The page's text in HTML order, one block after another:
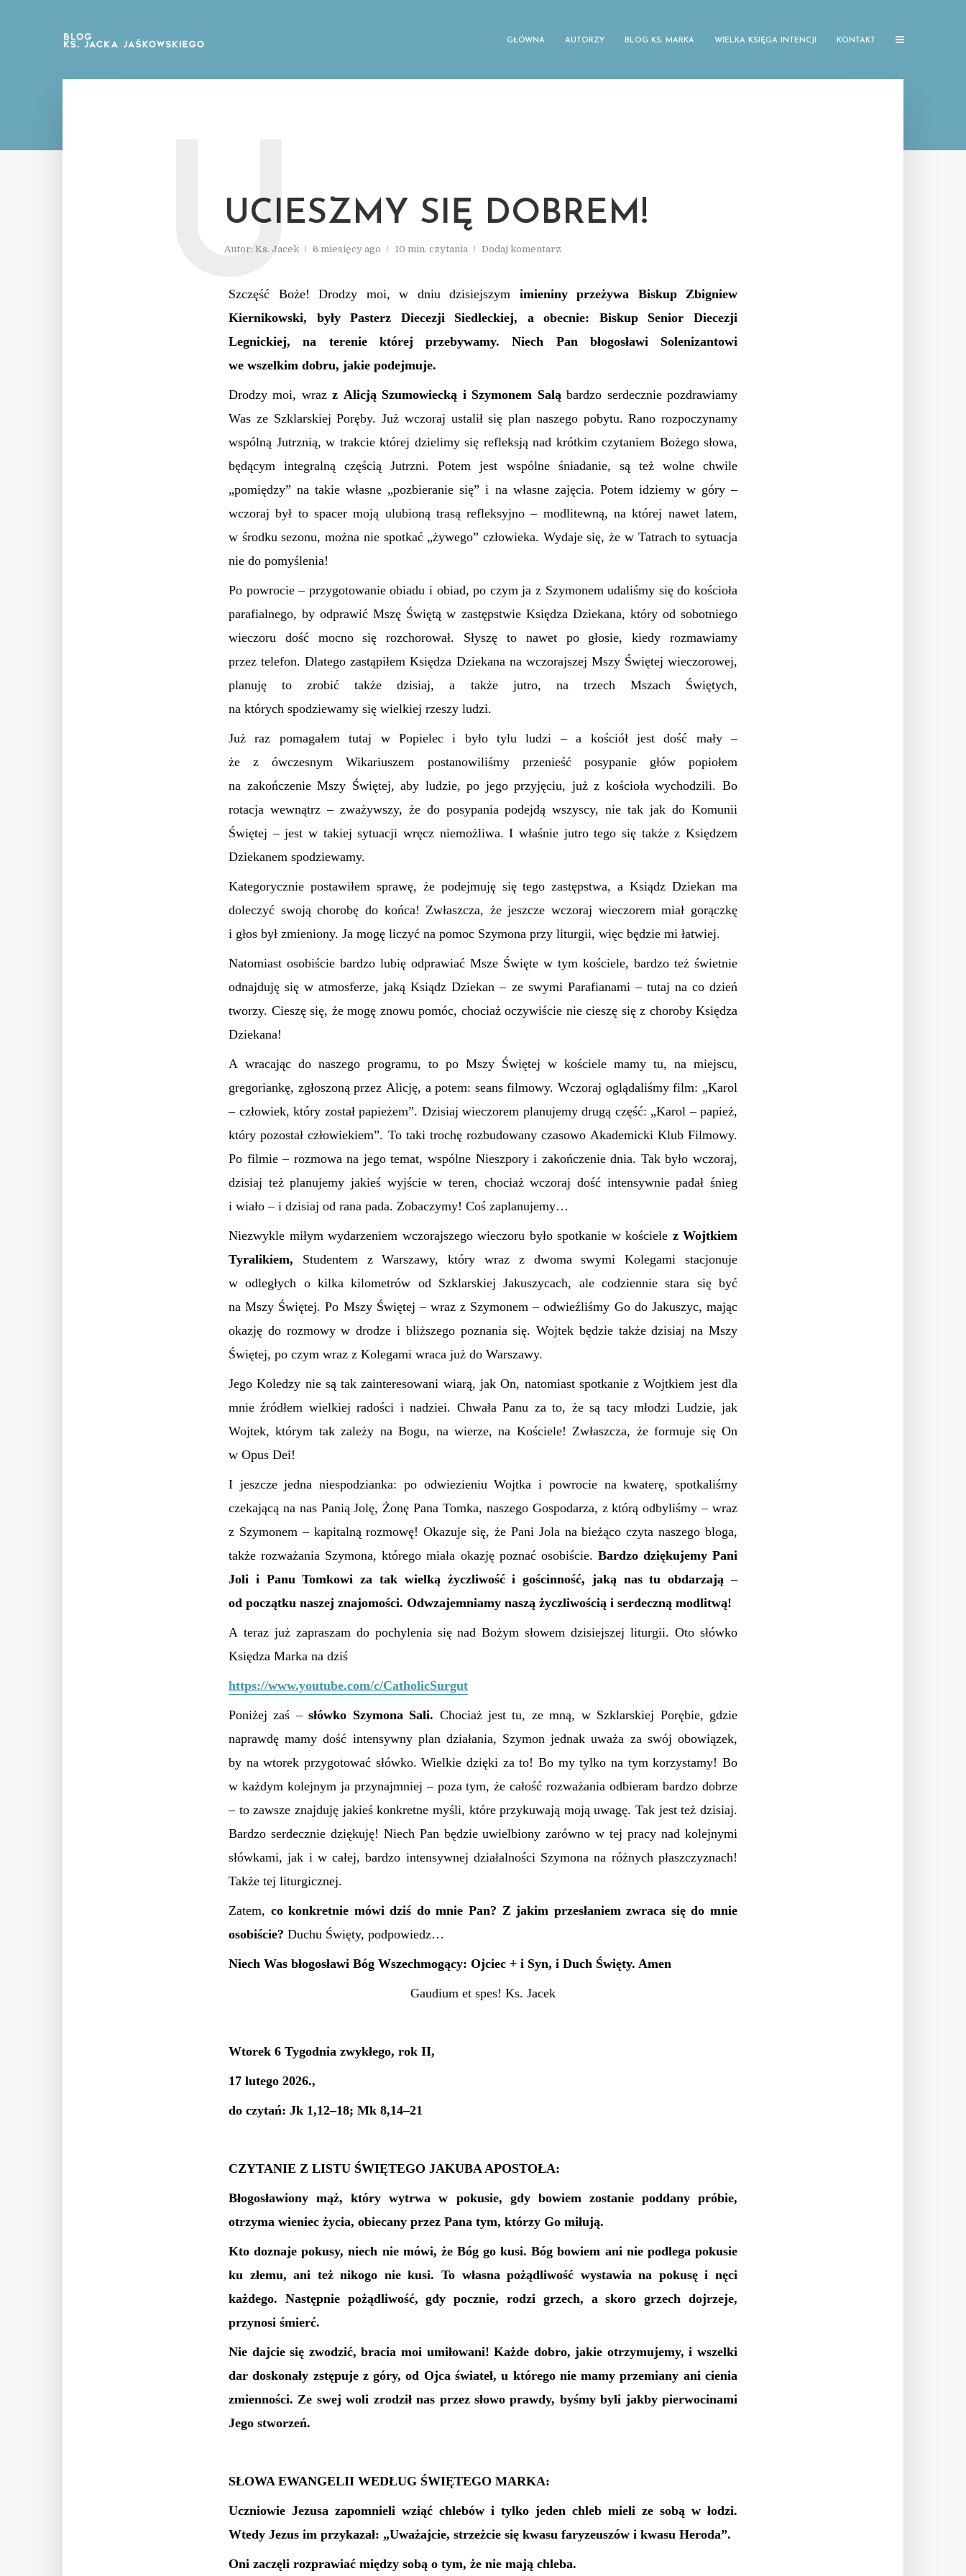
GŁÓWNA AUTORZY BLOG KS. MARKA WIELKA KSIĘGA INTENCJI KONTAKT
UCIESZMY SIĘ DOBREM!
Autor: Ks. Jacek 6 miesięcy ago 10 min. czytania Dodaj komentarz
U
Szczęść Boże! Drodzy moi, w dniu dzisiejszym imieniny przeżywa Biskup Zbigniew
Kiernikowski, były Pasterz Diecezji Siedleckiej, a obecnie: Biskup Senior Diecezji
Legnickiej, na terenie której przebywamy. Niech Pan błogosławi Solenizantowi
we wszelkim dobru, jakie podejmuje.
Drodzy moi, wrazz Alicją Szumowiecką i Szymonem Saląbardzo serdecznie pozdrawiamy
Was ze Szklarskiej Poręby. Już wczoraj ustalił się plan naszego pobytu. Rano rozpoczynamy
wspólną Jutrznią, w trakcie której dzielimy się refleksją nad krótkim czytaniem Bożego słowa,
będącym integralną częścią Jutrzni. Potem jest wspólne śniadanie, są też wolne chwile
„pomiędzy” na takie własne „pozbieranie się” i na własne zajęcia. Potem idziemy w góry –
wczoraj był to spacer moją ulubioną trasą refleksyjno – modlitewną, na której nawet latem,
w środku sezonu, można nie spotkać „żywego” człowieka. Wydaje się, że w Tatrach to sytuacja
nie do pomyślenia!
Po powrocie – przygotowanie obiadu i obiad, po czym ja z Szymonem udaliśmy się do kościoła
parafialnego, by odprawić Mszę Świętą w zastępstwie Księdza Dziekana, który od sobotniego
wieczoru dość mocno się rozchorował. Słyszę to nawet po głosie, kiedy rozmawiamy
przez telefon. Dlatego zastąpiłem Księdza Dziekana na wczorajszej Mszy Świętej wieczorowej,
planuję to zrobić także dzisiaj, a także jutro, na trzech Mszach Świętych,
na których spodziewamy się wielkiej rzeszy ludzi.
Już raz pomagałem tutaj w Popielec i było tylu ludzi – a kościół jest dość mały –
że z ówczesnym Wikariuszem postanowiliśmy przenieść posypanie głów popiołem
na zakończenie Mszy Świętej, aby ludzie, po jego przyjęciu, już z kościoła wychodzili. Bo
rotacja wewnątrz – zważywszy, że do posypania podejdą wszyscy, nie tak jak do Komunii
Świętej – jest w takiej sytuacji wręcz niemożliwa. I właśnie jutro tego się także z Księdzem
Dziekanem spodziewamy.
Kategorycznie postawiłem sprawę, że podejmuję się tego zastępstwa, a Ksiądz Dziekan ma
doleczyć swoją chorobę do końca! Zwłaszcza, że jeszcze wczoraj wieczorem miał gorączkę
i głos był zmieniony. Ja mogę liczyć na pomoc Szymona przy liturgii, więc będzie mi łatwiej.
Natomiast osobiście bardzo lubię odprawiać Msze Święte w tym kościele, bardzo też świetnie
odnajduję się w atmosferze, jaką Ksiądz Dziekan – ze swymi Parafianami – tutaj na co dzień
tworzy. Cieszę się, że mogę znowu pomóc, chociaż oczywiście nie cieszę się z choroby Księdza
Dziekana!
A wracając do naszego programu, to po Mszy Świętej w kościele mamy tu, na miejscu,
gregoriankę, zgłoszoną przez Alicję, a potem: seans filmowy. Wczoraj oglądaliśmy film: „Karol
– człowiek, który został papieżem”. Dzisiaj wieczorem planujemy drugą część: „Karol – papież,
który pozostał człowiekiem”. To taki trochę rozbudowany czasowo Akademicki Klub Filmowy.
Po filmie – rozmowa na jego temat, wspólne Nieszpory i zakończenie dnia. Tak było wczoraj,
dzisiaj też planujemy jakieś wyjście w teren, chociaż wczoraj dość intensywnie padał śnieg
i wiało – i dzisiaj od rana pada. Zobaczymy! Coś zaplanujemy…
Niezwykle miłym wydarzeniem wczorajszego wieczoru było spotkanie w kościele z Wojtkiem
Tyralikiem, Studentem z Warszawy, który wraz z dwoma swymi Kolegami stacjonuje
w odległych o kilka kilometrów od Szklarskiej Jakuszycach, ale codziennie stara się być
na Mszy Świętej. Po Mszy Świętej – wraz z Szymonem – odwieźliśmy Go do Jakuszyc, mając
okazję do rozmowy w drodze i bliższego poznania się. Wojtek będzie także dzisiaj na Mszy
Świętej, po czym wraz z Kolegami wraca już do Warszawy.
Jego Koledzy nie są tak zainteresowani wiarą, jak On, natomiast spotkanie z Wojtkiem jest dla
mnie źródłem wielkiej radości i nadziei. Chwała Panu za to, że są tacy młodzi Ludzie, jak
Wojtek, którym tak zależy na Bogu, na wierze, na Kościele! Zwłaszcza, że formuje się On
w Opus Dei!
I jeszcze jedna niespodzianka: po odwiezieniu Wojtka i powrocie na kwaterę, spotkaliśmy
czekającą na nas Panią Jolę, Żonę Pana Tomka, naszego Gospodarza, z którą odbyliśmy – wraz
z Szymonem – kapitalną rozmowę! Okazuje się, że Pani Jola na bieżąco czyta naszego bloga,
także rozważania Szymona, którego miała okazję poznać osobiście. Bardzo dziękujemy Pani
Joli i Panu Tomkowi za tak wielką życzliwość i gościnność, jaką nas tu obdarzają –
od początku naszej znajomości. Odwzajemniamy naszą życzliwością i serdeczną modlitwą!
A teraz już zapraszam do pochylenia się nad Bożym słowem dzisiejszej liturgii. Oto słówko
Księdza Marka na dziś
https://www.youtube.com/c/CatholicSurgut
Poniżej zaś –słówko Szymona Sali. Chociaż jest tu, ze mną, w Szklarskiej Porębie, gdzie
naprawdę mamy dość intensywny plan działania, Szymon jednak uważa za swój obowiązek,
by na wtorek przygotować słówko. Wielkie dzięki za to! Bo my tylko na tym korzystamy! Bo
w każdym kolejnym ja przynajmniej – poza tym, że całość rozważania odbieram bardzo dobrze
– to zawsze znajduję jakieś konkretne myśli, które przykuwają moją uwagę. Tak jest też dzisiaj.
Bardzo serdecznie dziękuję! Niech Pan będzie uwielbiony zarówno w tej pracy nad kolejnymi
słówkami, jak i w całej, bardzo intensywnej działalności Szymona na różnych płaszczyznach!
Także tej liturgicznej.
Zatem, co konkretnie mówi dziś do mnie Pan? Z jakim przesłaniem zwraca się do mnie
osobiście? Duchu Święty, podpowiedz…
Niech Was błogosławi Bóg Wszechmogący: Ojciec + i Syn, i Duch Święty. Amen
Gaudium et spes! Ks. Jacek
Wtorek 6 Tygodnia zwykłego, rok II,
17 lutego 2026.,
do czytań: Jk 1,12–18; Mk 8,14–21
CZYTANIE Z LISTU ŚWIĘTEGO JAKUBA APOSTOŁA:
Błogosławiony mąż, który wytrwa w pokusie, gdy bowiem zostanie poddany próbie,
otrzyma wieniec życia, obiecany przez Pana tym, którzy Go miłują.
Kto doznaje pokusy, niech nie mówi, że Bóg go kusi. Bóg bowiem ani nie podlega pokusie
ku złemu, ani też nikogo nie kusi. To własna pożądliwość wystawia na pokusę i nęci
każdego. Następnie pożądliwość, gdy pocznie, rodzi grzech, a skoro grzech dojrzeje,
przynosi śmierć.
Nie dajcie się zwodzić, bracia moi umiłowani! Każde dobro, jakie otrzymujemy, i wszelki
dar doskonały zstępuje z góry, od Ojca świateł, u którego nie mamy przemiany ani cienia
zmienności. Ze swej woli zrodził nas przez słowo prawdy, byśmy byli jakby pierwocinami
Jego stworzeń.
SŁOWA EWANGELII WEDŁUG ŚWIĘTEGO MARKA:
Uczniowie Jezusa zapomnieli wziąć chlebów i tylko jeden chleb mieli ze sobą w łodzi.
Wtedy Jezus im przykazał: „Uważajcie, strzeżcie się kwasu faryzeuszów i kwasu Heroda”.
Oni zaczęli rozprawiać między sobą o tym, że nie mają chleba.